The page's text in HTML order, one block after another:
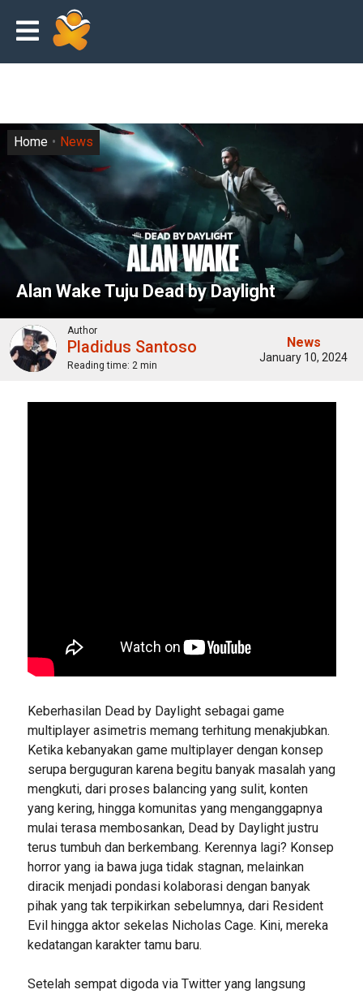
Alan Wake Tuju Dead by Daylight
Home News
Author
Pladidus Santoso
Reading time: 2 min
News
January 10, 2024
Keberhasilan Dead by Daylight sebagai game
multiplayer asimetris memang terhitung menakjubkan.
Ketika kebanyakan game multiplayer dengan konsep
serupa berguguran karena begitu banyak masalah yang
mengkuti, dari proses balancing yang sulit, konten
yang kering, hingga komunitas yang menganggapnya
mulai terasa membosankan, Dead by Daylight justru
terus tumbuh dan berkembang. Kerennya lagi? Konsep
horror yang ia bawa juga tidak stagnan, melainkan
diracik menjadi pondasi kolaborasi dengan banyak
pihak yang tak terpikirkan sebelumnya, dari Resident
Evil hingga aktor sekelas Nicholas Cage. Kini, mereka
kedatangan karakter tamu baru.
Setelah sempat digoda via Twitter yang langsung